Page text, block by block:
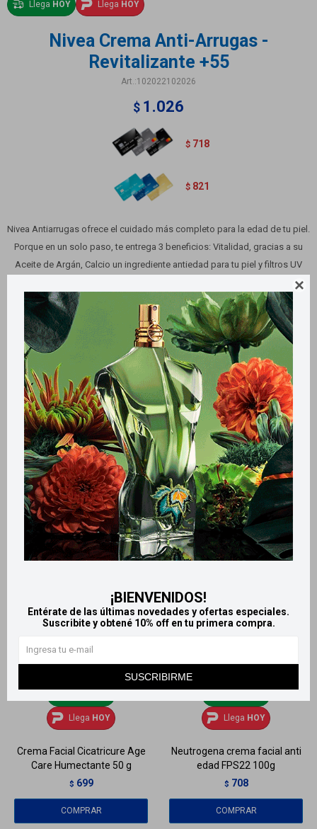

¡BIENVENIDOS!
Entérate de las últimas novedades y ofertas especiales.
Suscribite y obtené 10% off en tu primera compra.
SUSCRIBIRME
Llega HOY Llega HOY
Nivea Crema Anti-Arrugas -
Revitalizante +55
102022102026
$ 1.026
$ 718
$ 821
Nivea Antiarrugas ofrece el cuidado más completo para la edad de tu piel.
Porque en un solo paso, te entrega 3 beneficios: Vitalidad, gracias a su
Aceite de Argán, Calcio un ingrediente antiedad para tu piel y filtros UV
Variantes:
Métodos y costos de envío
Retiros gratuitos en tiendas
Productos que te pueden interesar
Llega HOY
Crema Facial Cicatricure Age
Care Humectante 50 g
$ 699
Llega HOY
Neutrogena crema facial anti
edad FPS22 100g
$ 708